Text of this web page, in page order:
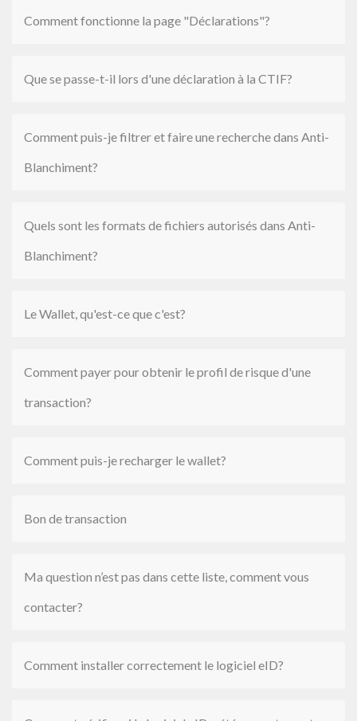
Comment fonctionne la page "Déclarations"?
Que se passe-t-il lors d'une déclaration à la CTIF?
Comment puis-je filtrer et faire une recherche dans Anti-
Blanchiment?
Quels sont les formats de fichiers autorisés dans Anti-
Blanchiment?
Le Wallet, qu'est-ce que c'est?
Comment payer pour obtenir le profil de risque d'une
transaction?
Comment puis-je recharger le wallet?
Bon de transaction
Ma question n’est pas dans cette liste, comment vous
contacter?
Comment installer correctement le logiciel eID?